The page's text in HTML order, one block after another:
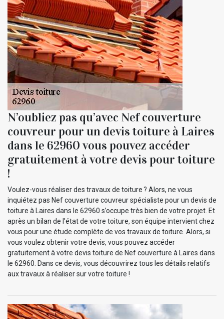
N’oubliez pas qu’avec Nef couverture
couvreur pour un devis toiture à Laires
dans le 62960 vous pouvez accéder
gratuitement à votre devis pour toiture
!
Voulez-vous réaliser des travaux de toiture ? Alors, ne vous
inquiétez pas Nef couverture couvreur spécialiste pour un devis de
toiture à Laires dans le 62960 s’occupe très bien de votre projet. Et
après un bilan de l’état de votre toiture, son équipe intervient chez
vous pour une étude complète de vos travaux de toiture. Alors, si
vous voulez obtenir votre devis, vous pouvez accéder
gratuitement à votre devis toiture de Nef couverture à Laires dans
le 62960. Dans ce devis, vous découvrirez tous les détails relatifs
aux travaux à réaliser sur votre toiture !